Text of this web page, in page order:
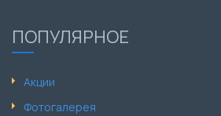
ПОПУЛЯРНОЕ
Акции
Фотогалерея